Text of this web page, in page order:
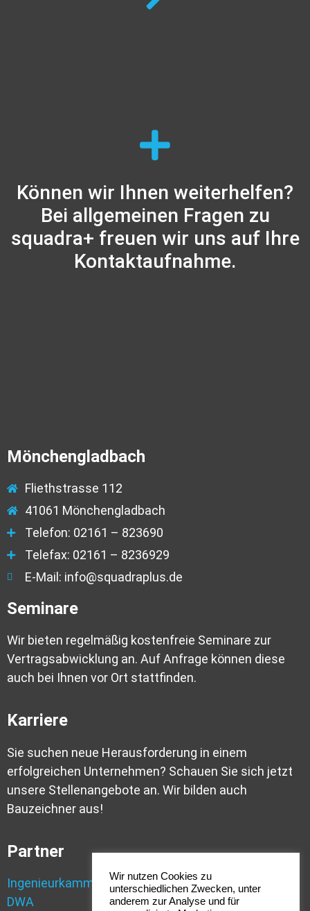
Können wir Ihnen weiterhelfen?
Bei allgemeinen Fragen zu
squadra+ freuen wir uns auf Ihre
Kontaktaufnahme.
Mönchengladbach
Fliethstrasse 112
41061 Mönchengladbach
Telefon: 02161 – 823690
Telefax: 02161 – 8236929
E-Mail: info@squadraplus.de
Seminare
Wir bieten regelmäßig kostenfreie Seminare zur
Vertragsabwicklung an. Auf Anfrage können diese
auch bei Ihnen vor Ort stattfinden.
Karriere
Sie suchen neue Herausforderung in einem
erfolgreichen Unternehmen? Schauen Sie sich jetzt
unsere Stellenangebote an. Wir bilden auch
Bauzeichner aus!
Partner
Ingenieurkammer Bau NRW
DWA
Wir nutzen Cookies zu
unterschiedlichen Zwecken, unter
anderem zur Analyse und für